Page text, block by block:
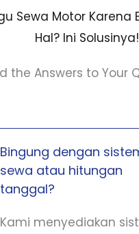
Sewa Motor Karena
Hal? Ini Solusinya!
the Answers to Your
Bingung dengan
sewa atau hitungan
tanggal?
Kami menyediakan